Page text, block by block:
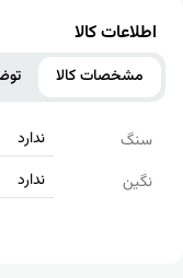
اطلاعات کالا
مشخصات کالا
سنگ
ندارد
نگین
ندارد